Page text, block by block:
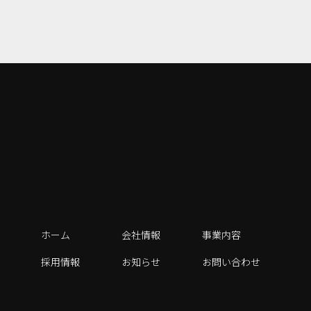
ホーム 会社情報
事業内容
採用情報
お知らせ お問い合わせ